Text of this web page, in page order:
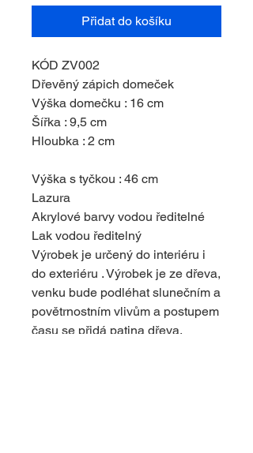
Přidat do košíku
KÓD ZV002
Dřevěný zápich domeček
Výška domečku : 16 cm
Šířka : 9,5 cm
Hloubka : 2 cm
Výška s tyčkou : 46 cm
Lazura
Akrylové barvy vodou ředitelné
Lak vodou ředitelný
Výrobek je určený do interiéru i
do exteriéru . Výrobek je ze dřeva,
venku bude podléhat slunečním a
povětrnostním vlivům a postupem
času se přidá patina dřeva.